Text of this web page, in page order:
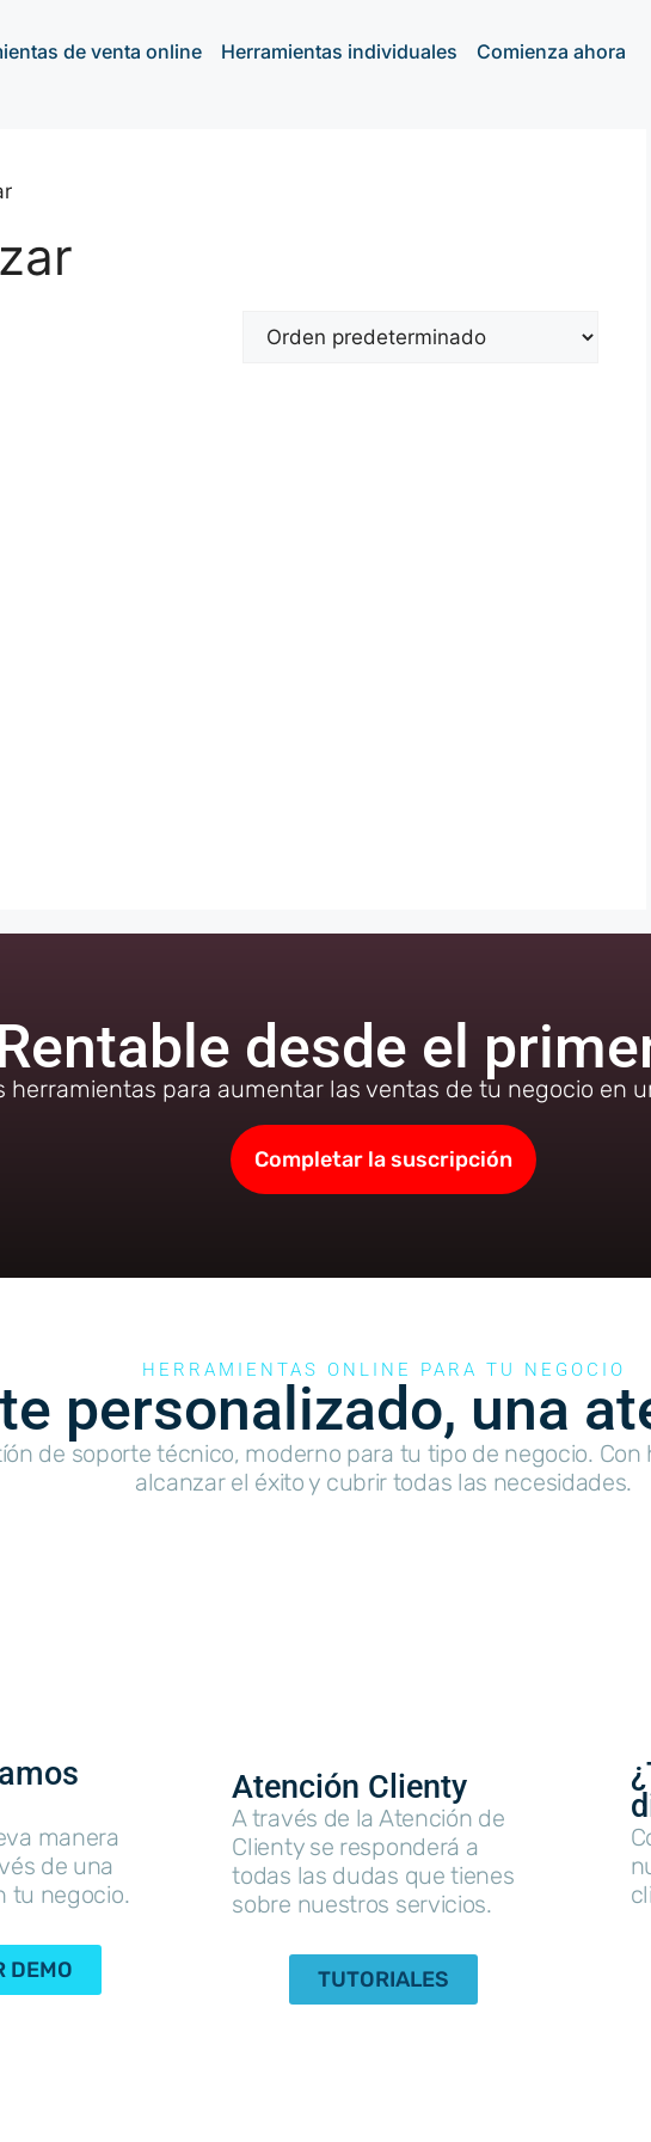
de venta online Herramientas individuales Comienza ahora
desde el
herramientas para aumentar las ventas de tu negocio en
Completar la suscripción
HERRAMIENTAS ONLINE PARA TU NEGOCIO
personalizado, una
de soporte técnico, moderno para tu tipo de negocio.
alcanzar el éxito y cubrir todas las necesidades.
manera
de una
tu negocio.
DEMO
Atención Clienty
A través de la Atención de
Clienty se responderá a
todas las dudas que tienes
sobre nuestros servicios.
TUTORIALES